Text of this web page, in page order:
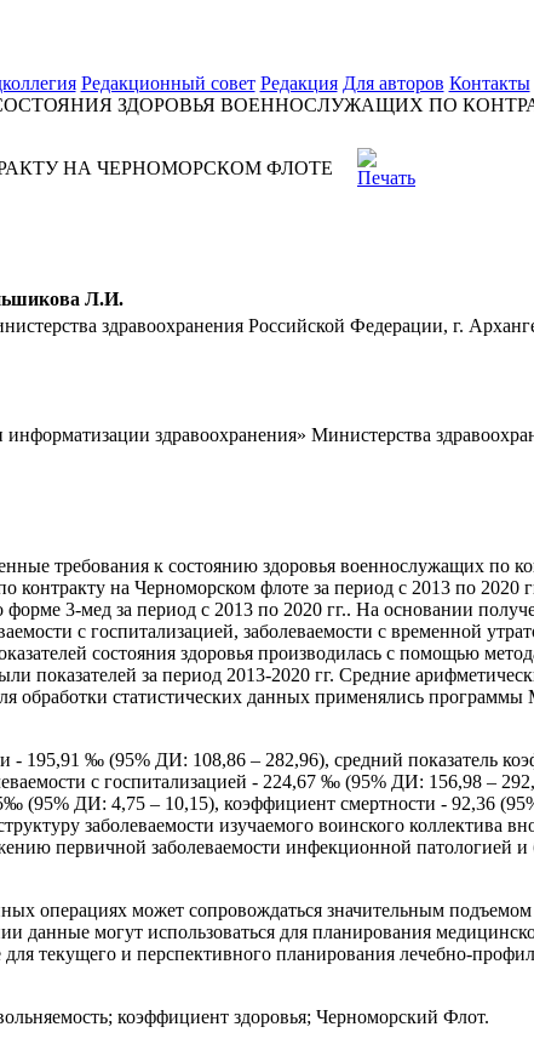
Редакционный совет Редакция Для авторов Контакты
ЗДОРОВЬЯ ВОЕННОСЛУЖАЩИХ ПО
НА ЧЕРНОМОРСКОМ ФЛОТЕ
Л.И.
здравоохранения Российской Федерации, г.
здравоохранения» Министерства
требования к состоянию здоровья военнослужащих по
контракту на Черноморском флоте за период с 2013 по 2020
3-мед за период с 2013 по 2020 гг.. На основании
с госпитализацией, заболеваемости с временной
состояния здоровья производилась с помощью
показателей за период 2013-2020 гг. Средние
обработки статистических данных применялись программы
- 195,91 ‰ (95% ДИ: 108,86 – 282,96), средний показатель
с госпитализацией - 224,67 ‰ (95% ДИ: 156,98 –
(95% ДИ: 4,75 – 10,15), коэффициент смертности - 92,36
заболеваемости изучаемого воинского коллектива
первичной заболеваемости инфекционной патологией и
операциях может сопровождаться значительным
данные могут использоваться для планирования
текущего и перспективного планирования лечебно-
коэффициент здоровья; Черноморский Флот.